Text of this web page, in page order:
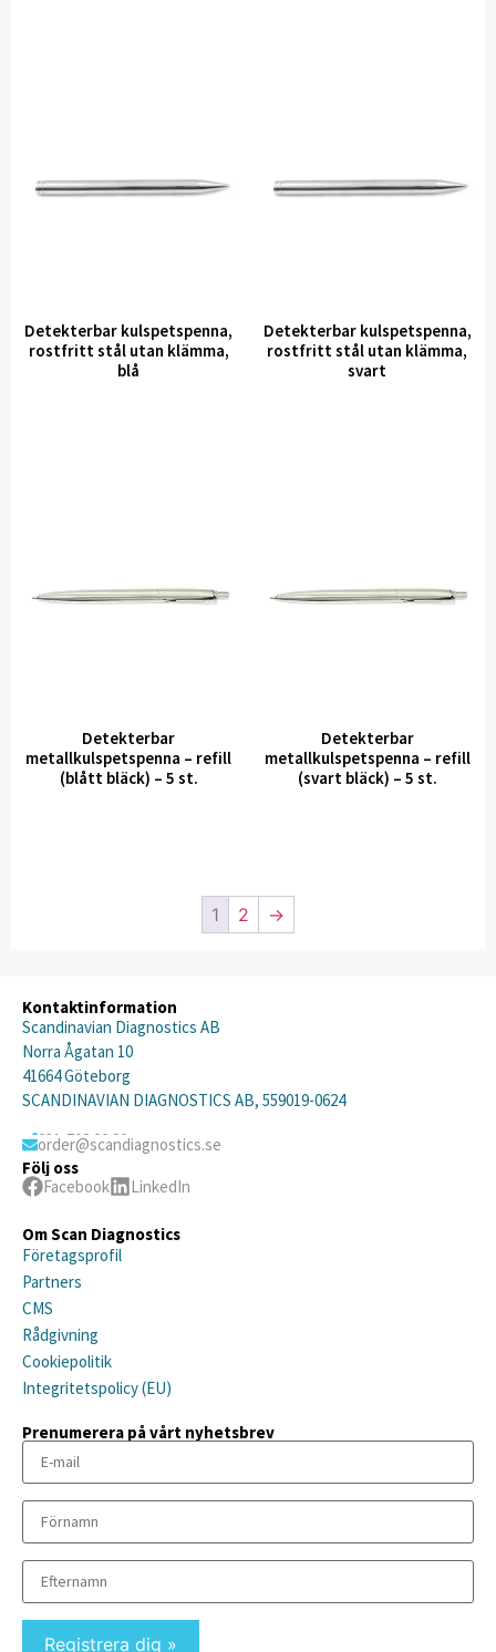
Detekterbar kulspetspenna,
rostfritt stål utan klämma,
blå
Detekterbar kulspetspenna,
rostfritt stål utan klämma,
svart
Detekterbar
metallkulspetspenna – refill
(blått bläck) – 5 st.
Detekterbar
metallkulspetspenna – refill
(svart bläck) – 5 st.
1 2 →
Kontaktinformation
Scandinavian Diagnostics AB
Norra Ågatan 10
41664 Göteborg
SCANDINAVIAN DIAGNOSTICS AB, 559019-0624
031-792 20 20
order@scandiagnostics.se
Följ oss
Facebook
LinkedIn
Om Scan Diagnostics
Företagsprofil
Partners
CMS
Rådgivning
Cookiepolitik
Integritetspolicy (EU)
Prenumerera på vårt nyhetsbrev